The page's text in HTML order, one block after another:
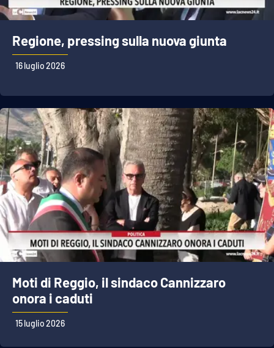
Regione, pressing sulla nuova giunta
16 luglio 2026
Moti di Reggio, il sindaco Cannizzaro
onora i caduti
15 luglio 2026